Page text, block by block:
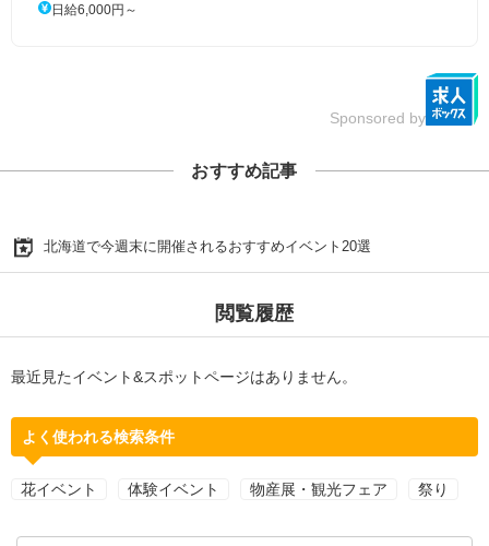
日給6,000円～
Sponsored by
おすすめ記事
北海道で今週末に開催されるおすすめイベント20選
閲覧履歴
最近見たイベント&スポットページはありません。
よく使われる検索条件
花イベント 体験イベント 物産展・観光フェア 祭り